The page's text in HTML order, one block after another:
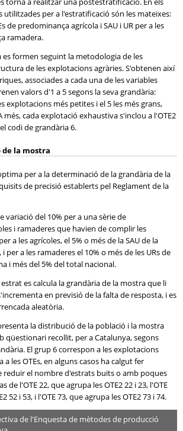
utilitzades per a l'estratificació són les mateixes:
de predominança agrícola i SAU i UR per a les
ramadera.
es formen seguint la metodologia de les
de les explotacions agràries. S'obtenen així
associades a cada una de les variables
valors d'1 a 5 segons la seva grandària:
explotacions més petites i el 5 les més grans,
més, cada explotació exhaustiva s'inclou a l'OTE2
codi de grandària 6.
de la mostra
per a la determinació de la grandària de la
de precisió establerts pel Reglament de la
variació del 10% per a una sèrie de
i ramaderes que havien de complir les
a les agrícoles, el 5% o més de la SAU de la
a les ramaderes el 10% o més de les URs de
i més del 5% del total nacional.
estrat es calcula la grandària de la mostra que li
en previsió de la falta de resposta, i es
aleatòria.
la distribució de la població i la mostra
qüestionari recollit, per a Catalunya, segons
El grup 6 correspon a les explotacions
a les OTEs, en alguns casos ha calgut fer
reduir el nombre d'estrats buits o amb poques
de l'OTE 22, que agrupa les OTE2 22 i 23, l'OTE
52 i 53, i l'OTE 73, que agrupa les OTE2 73 i 74.
de l'Enquesta de mètodes de producció